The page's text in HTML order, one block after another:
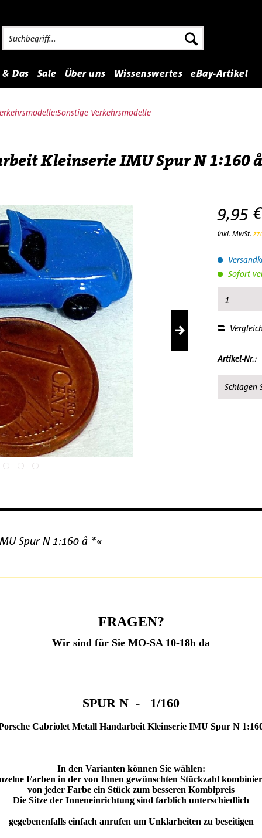
Das Sale Über uns Wissenswertes eBay-Artikel
Verkehrsmodelle
Kleinserie IMU Spur N 1:160
9,95
inkl. MwSt.
Sofort
Artikel-Nr.:
Schlagen
Spur N 1:160 å *«
FRAGEN?
Wir sind für Sie MO-SA 10-18h da
SPUR N - 1/160
Cabriolet Metall Handarbeit Kleinserie IMU Spur N
In den Varianten können Sie wählen:
Farben in der von Ihnen gewünschten Stückzahl
von jeder Farbe ein Stück zum besseren Kombipreis
Die Sitze der Inneneinrichtung sind farblich unterschiedlich
gegebenenfalls einfach anrufen um Unklarheiten zu beseitigen